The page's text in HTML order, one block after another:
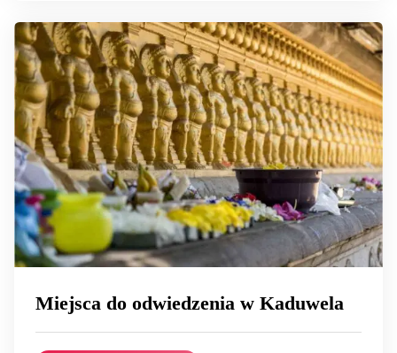
Miejsca do odwiedzenia w Kaduwela